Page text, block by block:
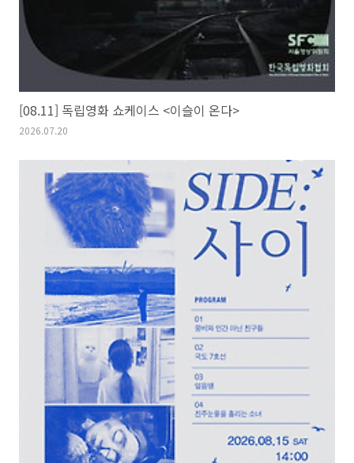
[08.11] 독립영화 쇼케이스 <이슬이 온다>
2026.07.20